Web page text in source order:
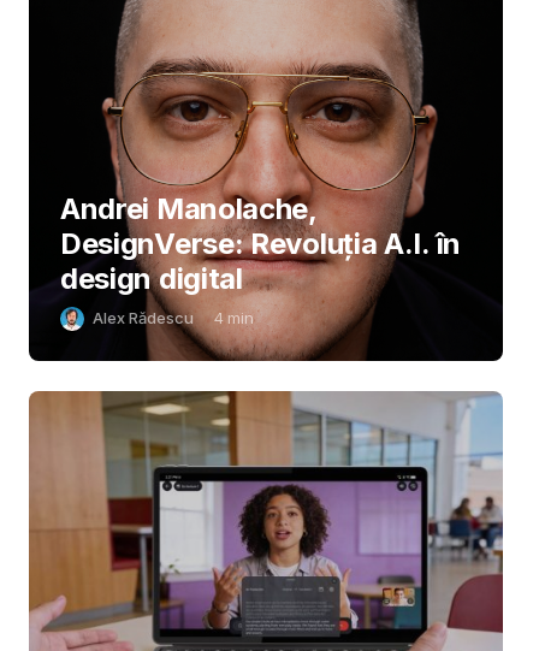
Andrei Manolache,
DesignVerse: Revoluția A.I. în
design digital
Alex Rădescu 4 min